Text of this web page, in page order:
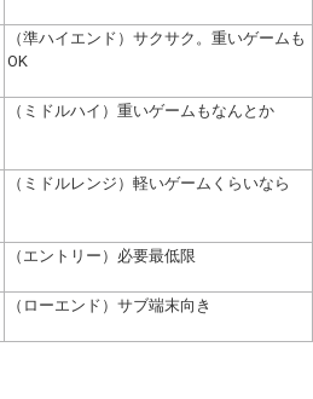
（準ハイエンド）サクサク。重いゲームも
OK
（ミドルハイ）重いゲームもなんとか
（ミドルレンジ）軽いゲームくらいなら
（エントリー）必要最低限
（ローエンド）サブ端末向き